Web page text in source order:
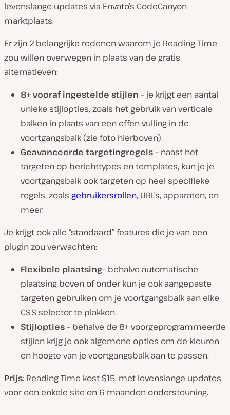
levenslange updates via Envato’s CodeCanyon
marktplaats.
Er zijn 2 belangrijke redenen waarom je Reading Time
zou willen overwegen in plaats van de gratis
alternatieven:
8+ vooraf ingestelde stijlen – je krijgt een aantal
unieke stijlopties, zoals het gebruik van verticale
balken in plaats van een effen vulling in de
voortgangsbalk (zie foto hierboven).
Geavanceerde targetingregels – naast het
targeten op berichttypes en templates, kun je je
voortgangsbalk ook targeten op heel specifieke
regels, zoals gebruikersrollen, URL’s, apparaten, en
meer.
Je krijgt ook alle “standaard” features die je van een
plugin zou verwachten:
Flexibele plaatsing– behalve automatische
plaatsing boven of onder kun je ook aangepaste
targeten gebruiken om je voortgangsbalk aan elke
CSS selector te plakken.
Stijlopties – behalve de 8+ voorgeprogrammeerde
stijlen krijg je ook algemene opties om de kleuren
en hoogte van je voortgangsbalk aan te passen.
Prijs: Reading Time kost $15, met levenslange updates
voor een enkele site en 6 maanden ondersteuning.